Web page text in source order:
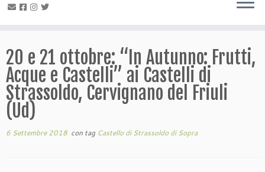
20 e 21 ottobre: “In Autunno: Frutti,
Acque e Castelli” ai Castelli di
Strassoldo, Cervignano del Friuli
(Ud)
6 Settembre 2018 con tag Castello di Strassoldo di Sopra